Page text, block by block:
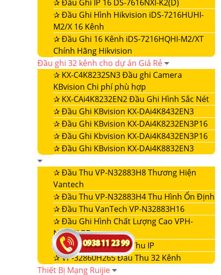
✰Đầu Ghi IP 16 DS-7616NXI-K2(D)
✰Đầu Ghi Hình Hikvision iDS-7216HUHI-
M2/X 16 Kênh
✰Đầu Ghi 16 Kênh iDS-7216HQHI-M2/XT
Chính Hãng Hikvision
Đầu ghi 32 kênh cho dự án Giá Rẻ
✰ KX-C4K8232SN3 Đầu ghi Camera
KBvision Chi phí phù hợp
✰ KX-CAi4K8232EN2 Đầu Ghi Hình Sắc Nét
✰Đầu Ghi KBvision KX-DAi4K8432EN3
✰Đầu Ghi KBvision KX-DAi4K8232EN3P16
✰Đầu Ghi Kbvision KX-DAi4K8432EN3P16
✰Đầu Ghi KBvision KX-DAi4K8832EN3
✰Đầu Thu VP-N32883H8 Thương Hiện
Vantech
✰Đầu Thu VP-N32883H4 Thu Hình Ổn Định
✰Đầu Thu VanTech VP-N32883H16
✰Đầu Ghi Hình Chất Lượng Cao VPH-
N4432LPR
✰ VP-32860NVR Đầu Thu IP
✰VP-32860H265 Đầu Thu 32 Kênh
Thiết Bị Mạng Ruijie